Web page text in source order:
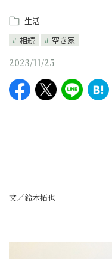
生活
相続
空き家
2023/11/25
文／鈴木拓也